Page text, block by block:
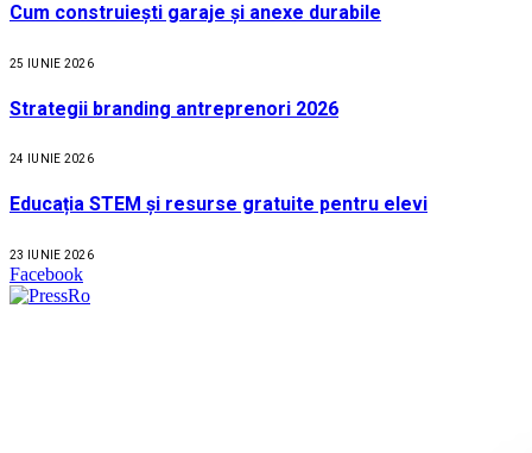
Cum construiești garaje și anexe durabile
25 IUNIE 2026
Strategii branding antreprenori 2026
24 IUNIE 2026
Educația STEM și resurse gratuite pentru elevi
23 IUNIE 2026
Facebook